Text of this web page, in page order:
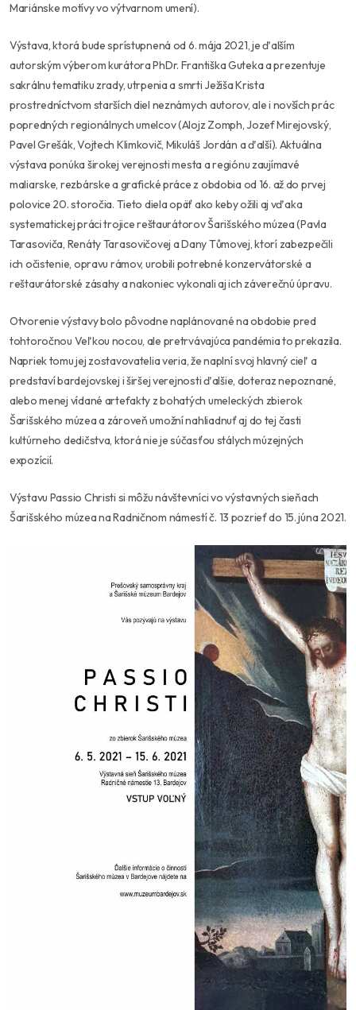
Mariánske motívy vo výtvarnom umení).
Výstava, ktorá bude sprístupnená od 6. mája 2021, je ďalším
autorským výberom kurátora PhDr. Františka Guteka a prezentuje
sakrálnu tematiku zrady, utrpenia a smrti Ježiša Krista
prostredníctvom starších diel neznámych autorov, ale i novších prác
popredných regionálnych umelcov (Alojz Zomph, Jozef Mirejovský,
Pavel Grešák, Vojtech Klimkovič, Mikuláš Jordán a ďalší). Aktuálna
výstava ponúka širokej verejnosti mesta a regiónu zaujímavé
maliarske, rezbárske a grafické práce z obdobia od 16. až do prvej
polovice 20. storočia. Tieto diela opäť ako keby ožili aj vďaka
systematickej práci trojice reštaurátorov Šarišského múzea (Pavla
Tarasoviča, Renáty Tarasovičovej a Dany Tůmovej, ktorí zabezpečili
ich očistenie, opravu rámov, urobili potrebné konzervátorské a
reštaurátorské zásahy a nakoniec vykonali aj ich záverečnú úpravu.
Otvorenie výstavy bolo pôvodne naplánované na obdobie pred
tohtoročnou Veľkou nocou, ale pretrvávajúca pandémia to prekazila.
Napriek tomu jej zostavovatelia veria, že naplní svoj hlavný cieľ a
predstaví bardejovskej i širšej verejnosti ďalšie, doteraz nepoznané,
alebo menej vídané artefakty z bohatých umeleckých zbierok
Šarišského múzea a zároveň umožní nahliadnuť aj do tej časti
kultúrneho dedičstva, ktorá nie je súčasťou stálych múzejných
expozícií.
Výstavu Passio Christi si môžu návštevníci vo výstavných sieňach
Šarišského múzea na Radničnom námestí č. 13 pozrieť do 15. júna 2021.